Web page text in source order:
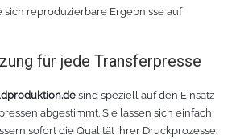
Drucker Zubehör
sich reproduzierbare Ergebnisse auf
für jede Transferpresse
sind speziell auf den Einsatz
abgestimmt. Sie lassen sich einfach
sofort die Qualität Ihrer Druckprozesse.